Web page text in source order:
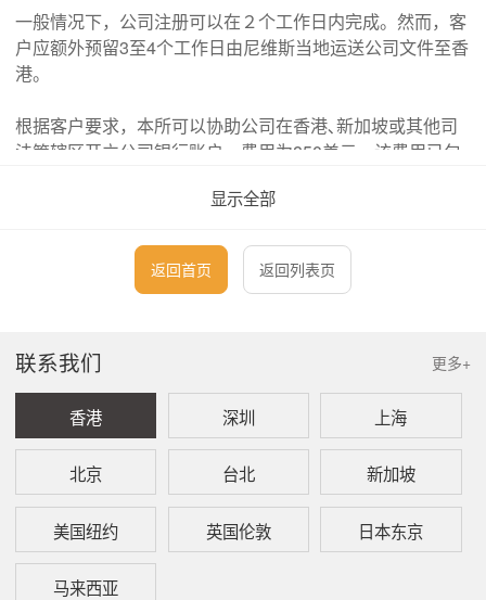
一般情况下，公司注册可以在２个工作日内完成。然而，客
户应额外预留3至4个工作日由尼维斯当地运送公司文件至香
港。
根据客户要求，本所可以协助公司在香港､新加坡或其他司
法管辖区开立公司银行账户，费用为850美元。该费用已包
公司的文件。但是，本所服务仅限于提供协助开立银行之服
尼维斯（Nevis）商业公司注册费
费用包括以下服务：
解答客户关于在尼维斯注册和维护商业公司的问
题；
编制公司注册文件并提交到有关部门；
支付注册公司的法定费用；
编制一份基本的经营协议；
提供首年注册地址；
提供首年注册代理；
准备一套公司套装，包括公司印章和钢印。
显示全部
返回首页 返回列表页
更多+
联系我们
香港 深圳 上海
北京 台北 新加坡
美国纽约 英国伦敦 日本东京
马来西亚